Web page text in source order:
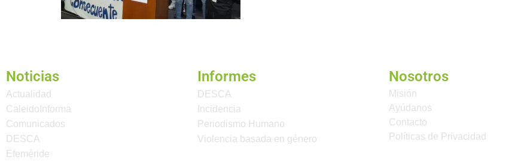
Noticias
Actualidad
CaleidoInforma
Comunicados
DESCA
Efeméride
Informes
DESCA
Incidencia
Periodismo Humano
Violencia basada en género
Nosotros
Misión
Ayúdanos
Contacto
Políticas de Privacidad